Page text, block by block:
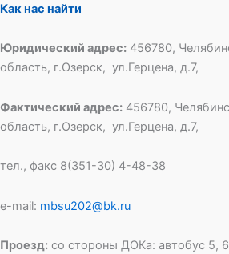
Как нас найти
Юридический адрес: 456780,
область, г.Озерск, ул.Герцена, д.7,
Фактический адрес: 456780,
область, г.Озерск, ул.Герцена, д.7,
тел., факс 8(351-30) 4-48-38
e-mail: mbsu202@bk.ru
Проезд: со стороны ДОКа: автобус 5,